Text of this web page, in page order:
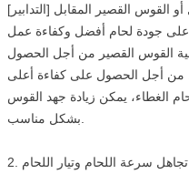
[التدابير] بشكل عام، يجب اختيار القوس الطويل أو القوس القصير المقابل
القوس القصير من أجل الحصول
من أجل الحصول على كفاءة أعلى
الغطاء، يمكن زيادة جهد القوس
2. تجاهل سرعة اللحام وتيار اللحام